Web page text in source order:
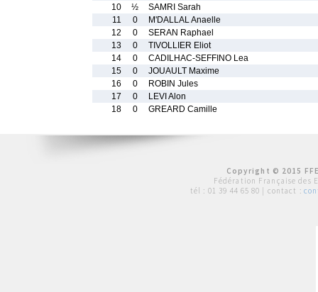
10
½
SAMRI Sarah
11
0
M'DALLAL Anaelle
12
0
SERAN Raphael
13
0
TIVOLLIER Eliot
14
0
CADILHAC-SEFFINO Lea
15
0
JOUAULT Maxime
16
0
ROBIN Jules
17
0
LEVI Alon
18
0 GREARD Camille
Copyright © 2015
Fédération Française des
tél : 01 39 44 65 80 | contact :